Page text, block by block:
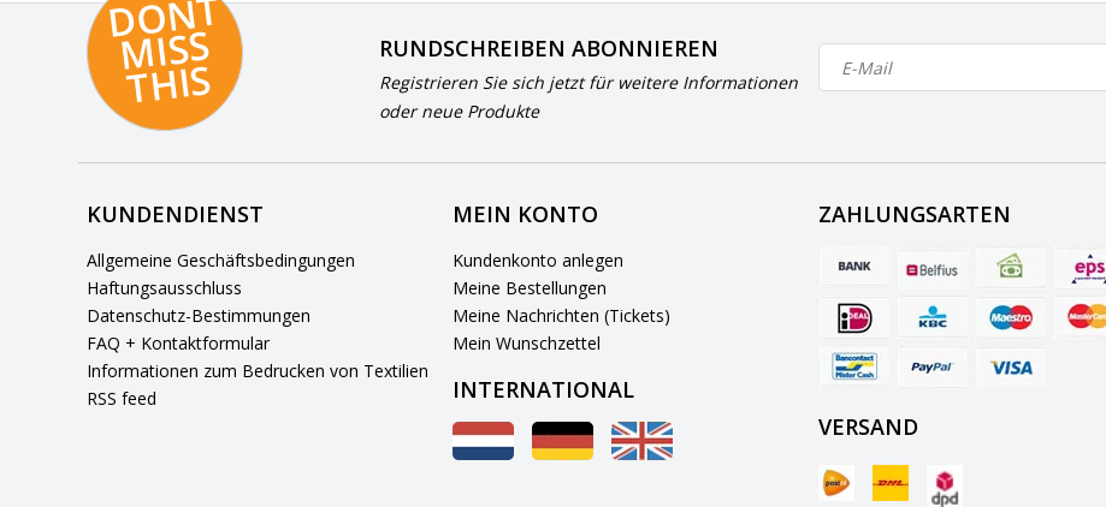
D
O
N
T
MI
S
S
T
HI
S
RUNDSCHREIBEN ABONNIEREN
Registrieren Sie sich jetzt für weitere Informationen
oder neue Produkte
KUNDENDIENST
Allgemeine Geschäftsbedingungen
Haftungsausschluss
Datenschutz-Bestimmungen
FAQ + Kontaktformular
Informationen zum Bedrucken von Textilien
RSS feed
MEIN KONTO
Kundenkonto anlegen
Meine Bestellungen
Meine Nachrichten (Tickets)
Mein Wunschzettel
INTERNATIONAL
ZAHLUNGSARTEN
VERSAND